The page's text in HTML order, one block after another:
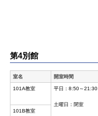
第4別館
室名 開室時間
101A教室 平日：8:50～21:30
土曜日：閉室
101B教室